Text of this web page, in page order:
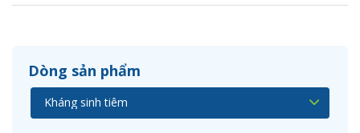
Dòng sản phẩm